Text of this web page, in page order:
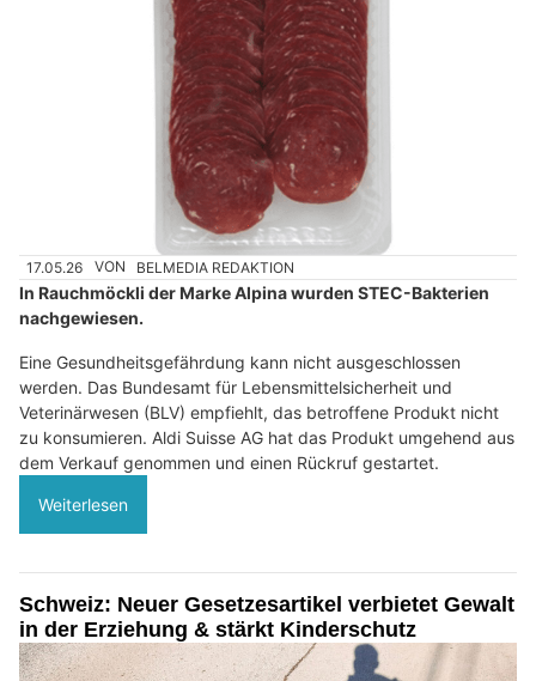
17.05.26 VON BELMEDIA REDAKTION
In Rauchmöckli der Marke Alpina wurden STEC-Bakterien
nachgewiesen.
Eine Gesundheitsgefährdung kann nicht ausgeschlossen
werden. Das Bundesamt für Lebensmittelsicherheit und
Veterinärwesen (BLV) empfiehlt, das betroffene Produkt nicht
zu konsumieren. Aldi Suisse AG hat das Produkt umgehend aus
dem Verkauf genommen und einen Rückruf gestartet.
Weiterlesen
Schweiz: Neuer Gesetzesartikel verbietet Gewalt
in der Erziehung & stärkt Kinderschutz